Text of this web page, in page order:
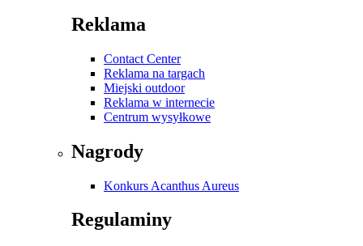
Reklama
Contact Center
Reklama na targach
Miejski outdoor
Reklama w internecie
Centrum wysyłkowe
Nagrody
Konkurs Acanthus Aureus
Regulaminy